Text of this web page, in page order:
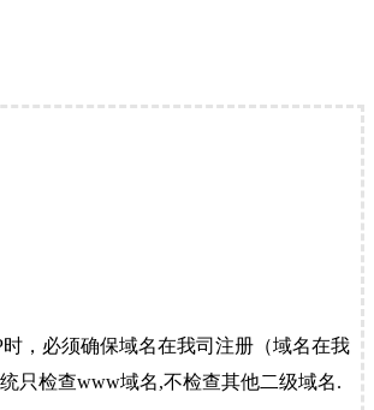
，必须确保域名在我司注册（域名在我
只检查www域名,不检查其他二级域名.